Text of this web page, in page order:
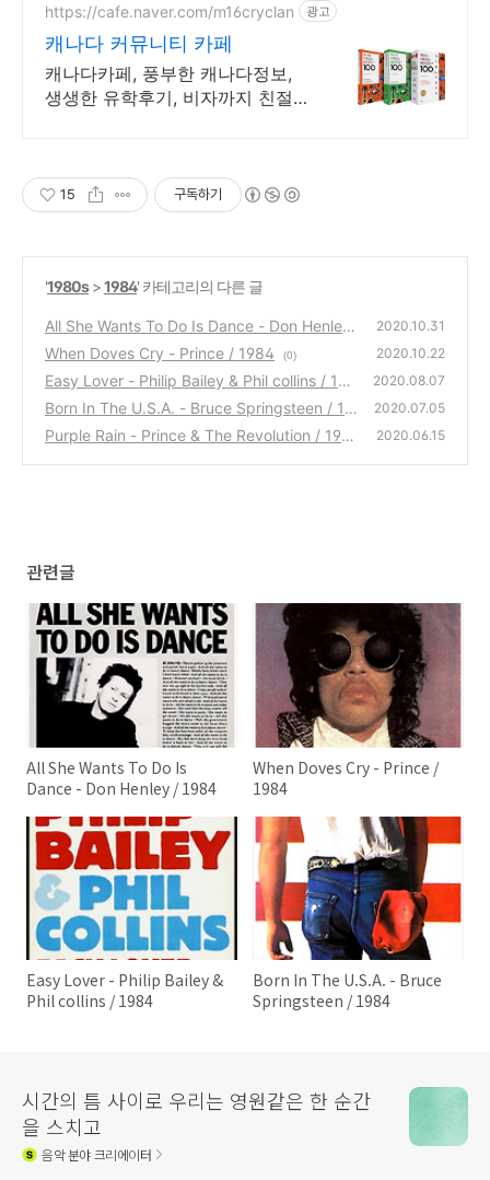
https://cafe.naver.com/m16cryclan 광고
캐나다 커뮤니티 카페
캐나다카페, 풍부한 캐나다정보,
생생한 유학후기, 비자까지 친절한
15 구독하기
'1980s>1984' 카테고리의 다른 글
All She Wants To Do Is Dance - Don Henley
/ 1984
(0)
2020.10.31
When Doves Cry - Prince / 1984 (0) 2020.10.22
Easy Lover - Philip Bailey & Phil collins / 198
4
(0)
2020.08.07
Born In The U.S.A. - Bruce Springsteen / 19
84
(0)
2020.07.05
Purple Rain - Prince & The Revolution / 198
2020.06.15
관련글
All She Wants To Do Is
Dance - Don Henley / 1984
When Doves Cry - Prince /
1984
Easy Lover - Philip Bailey &
Phil collins / 1984
Born In The U.S.A. - Bruce
Springsteen / 1984
시간의 틈 사이로 우리는 영원같은 한 순간
을 스치고
음악분야 크리에이터